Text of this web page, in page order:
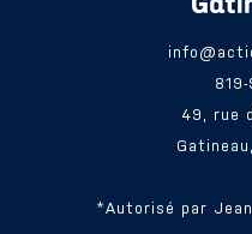
49, rue
*Autorisé par